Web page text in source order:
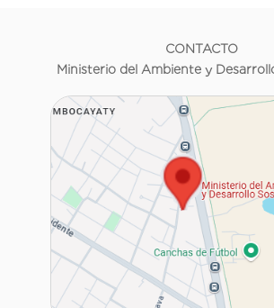
CONTACTO
Ministerio del Ambiente y